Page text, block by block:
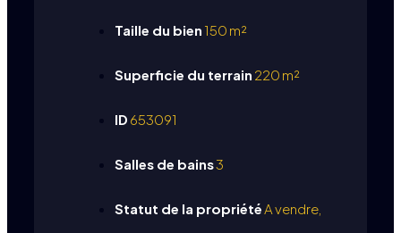
Taille du bien 150 m²
Superficie du terrain 220 m²
ID 653091
Salles de bains3
Statut de la propriétéA vendre,